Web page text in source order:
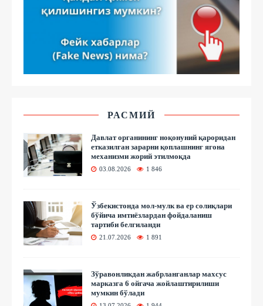
РАСМИЙ
Давлат органининг ноқонуний қароридан
етказилган зарарни қоплашнинг ягона
механизми жорий этилмоқда
03.08.2026 1 846
Ўзбекистонда мол-мулк ва ер солиқлари
бўйича имтиёзлардан фойдаланиш
тартиби белгиланди
21.07.2026 1 891
Зўравонликдан жабрланганлар махсус
марказга 6 ойгача жойлаштирилиши
мумкин бўлади